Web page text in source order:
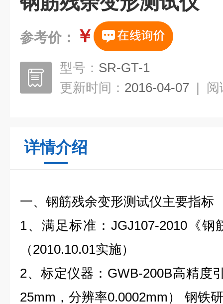
参考价： ￥
型号： SR-GT-1
更新时间： 2016-04-07 | 阅
详情介绍
一、钢筋残余变形测试仪主要指标
1、满足标准： JGJ107-2010《钢
（2010.10.01实施）
2、标定仪器： GWB-200B高精度
25mm ，分辨率0.0002mm ）
钢铁